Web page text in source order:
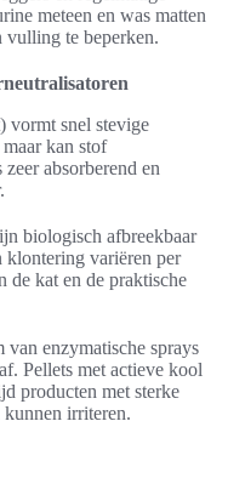
meteen en was matten
te beperken.
vormt snel stevige
kan stof
absorberend en
biologisch afbreekbaar
klontering variëren per
de kat en de praktische
enzymatische sprays
Pellets met actieve kool
producten met sterke
irriteren.